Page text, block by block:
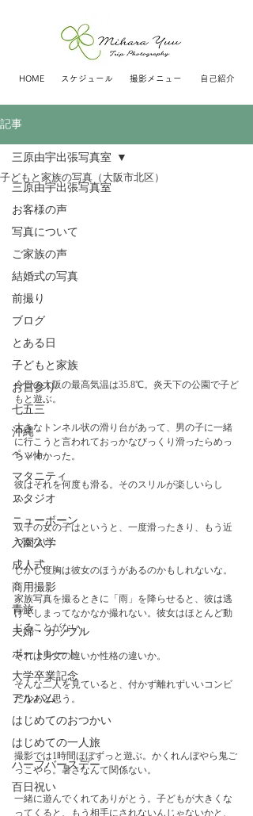
HOME スケジュール 撮影メニュー 自己紹介
記事
三原由宇出張写真室
お客様の声
写真について
ご家族の声
結婚式の写真
前撮り
ブログ
とある日
子どもと家族
お宮参り
七五三
沖縄
ペット
マタニティ
スタジオ
ニューボーン
入園入学
成人式
商用撮影
青旅
夫婦・カップル
ポートレート
大学卒業記念
アルバム
はじめてのおつかい
はじめての一人旅
ハーフバースデー
百日祝い
三原由宇出張写真室
子どもと家族の写真（大阪市北区）
今日の大阪の最高気温は35.8℃。炎天下の公園で子ど
もと遊ぶ。
大きなトンネル状の滑り台があって、男の子に一緒
に行こうと言われておっかなびっくり滑ったらめっ
ちゃ怖かった。
彼はそれを何度も滑る。そのスリルが楽しいらし
い。
双子の女の子はというと、一度滑ったきり、もう近
づかない。
しかし度胸は彼女のほうがあるのかもしれないな。
家族写真を撮るときに「雨」を降らせると、彼は逃
げてしまってなかなか撮れない。彼女はほとんど動
じることがない。
それは男女の違いか性格の違いか。
そんな二人を見ていると、付かず離れずいいコンビ
だなあと思う。
撮影では1時間ほぼずっと遊ぶ。かくれんぼやら鬼ご
っこやら。暑さなんて関係ない。
一緒に遊んでくれてありがとう。子どもが大きくな
ってくると、もう相手にされないんじゃないかと、